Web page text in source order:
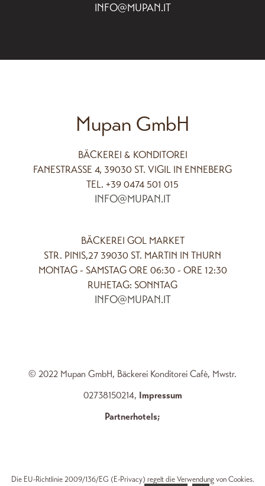
INFO@MUPAN.IT
Mupan GmbH
BÄCKEREI & KONDITOREI
FANESTRASSE 4, 39030 ST. VIGIL IN ENNEBERG
TEL. +39 0474 501 015
INFO@MUPAN.IT
BÄCKEREI GOL MARKET
STR. PINIS,27 39030 ST. MARTIN IN THURN
MONTAG - SAMSTAG ORE 06:30 - ORE 12:30
RUHETAG: SONNTAG
INFO@MUPAN.IT
© 2022 Mupan GmbH, Bäckerei Konditorei Cafè, Mwstr.
02738150214, Impressum
Partnerhotels;
Die EU-Richtlinie 2009/136/EG (E-Privacy) regelt die Verwendung von Cookies.